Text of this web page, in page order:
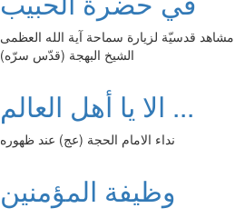
مشاهد قدسيّة لزيارة سماحة آية الله العظمى
الشيخ البهجة (قدّس سرّه)
الا يا أهل العالم ...
نداء الامام الحجة (عج) عند ظهوره
وظيفة المؤمنين